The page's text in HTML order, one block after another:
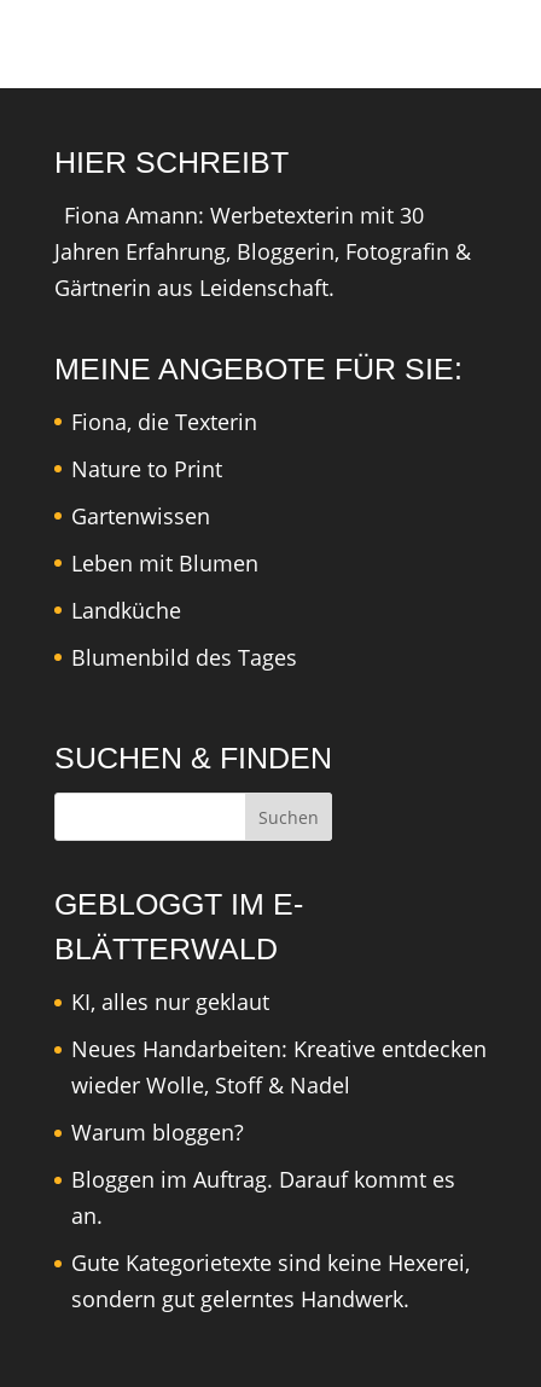
HIER SCHREIBT
Fiona Amann: Werbetexterin mit 30
Jahren Erfahrung, Bloggerin, Fotografin &
Gärtnerin aus Leidenschaft.
MEINE ANGEBOTE FÜR SIE:
Fiona, die Texterin
Nature to Print
Gartenwissen
Leben mit Blumen
Landküche
Blumenbild des Tages
SUCHEN & FINDEN
GEBLOGGT IM E-
BLÄTTERWALD
KI, alles nur geklaut
Neues Handarbeiten: Kreative entdecken
wieder Wolle, Stoff & Nadel
Warum bloggen?
Bloggen im Auftrag. Darauf kommt es
an.
Gute Kategorietexte sind keine Hexerei,
sondern gut gelerntes Handwerk.